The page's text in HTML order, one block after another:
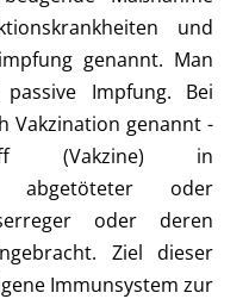
und
genannt. Man
Impfung. Bei
Vakzination genannt -
(Vakzine) in
abgetöteter oder
oder deren
Ziel dieser
Immunsystem zur